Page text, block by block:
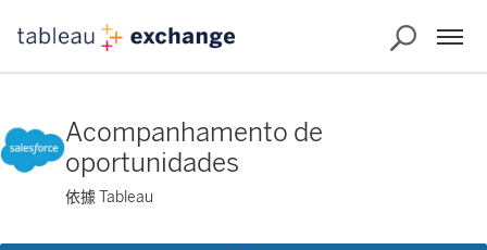
Acompanhamento de
oportunidades
依據 Tableau